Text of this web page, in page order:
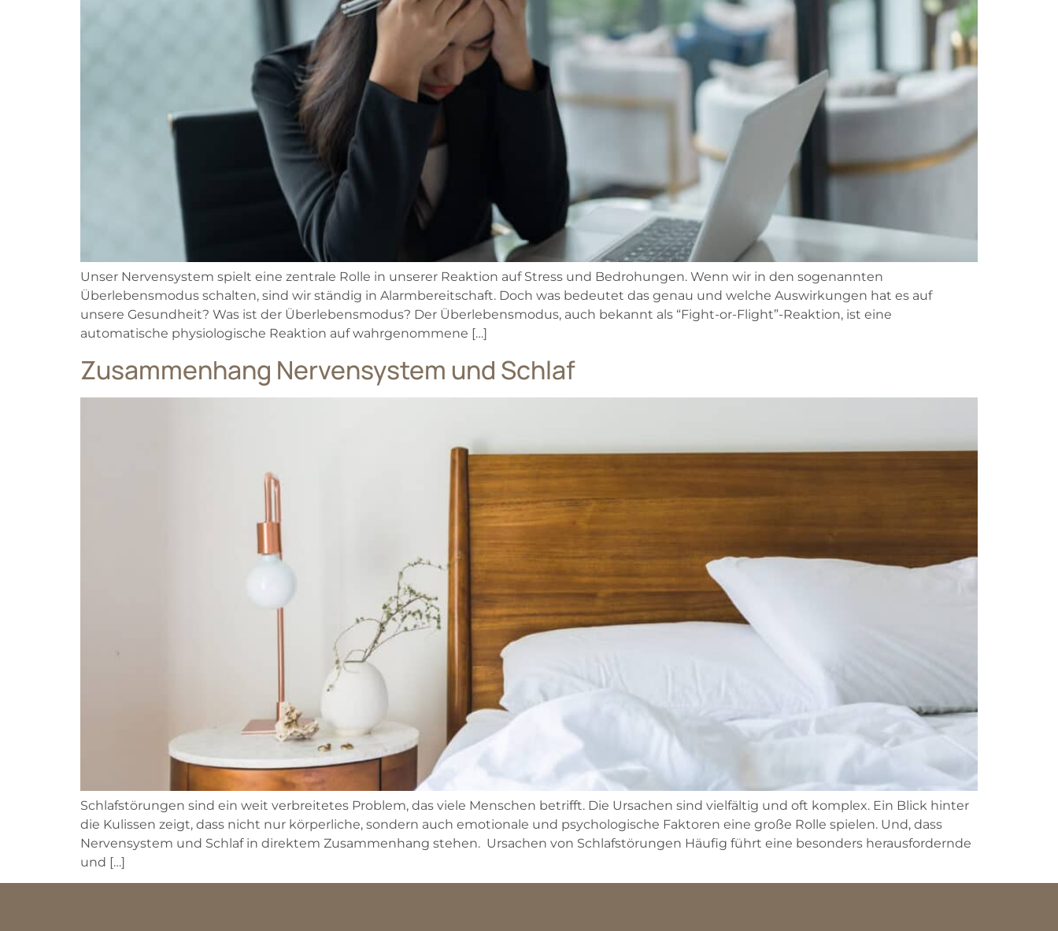
Unser Nervensystem spielt eine zentrale Rolle in unserer Reaktion auf Stress und Bedrohungen. Wenn wir in den sogenannten
Überlebensmodus schalten, sind wir ständig in Alarmbereitschaft. Doch was bedeutet das genau und welche Auswirkungen hat es auf
unsere Gesundheit? Was ist der Überlebensmodus? Der Überlebensmodus, auch bekannt als “Fight-or-Flight”-Reaktion, ist eine
automatische physiologische Reaktion auf wahrgenommene […]
Zusammenhang Nervensystem und Schlaf
Schlafstörungen sind ein weit verbreitetes Problem, das viele Menschen betrifft. Die Ursachen sind vielfältig und oft komplex. Ein Blick hinter
die Kulissen zeigt, dass nicht nur körperliche, sondern auch emotionale und psychologische Faktoren eine große Rolle spielen. Und, dass
Nervensystem und Schlaf in direktem Zusammenhang stehen. Ursachen von Schlafstörungen Häufig führt eine besonders herausfordernde
und […]